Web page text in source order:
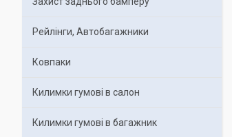
Рейлінги, Автобагажники
Ковпаки
Килимки гумові в салон
Килимки гумові в багажник